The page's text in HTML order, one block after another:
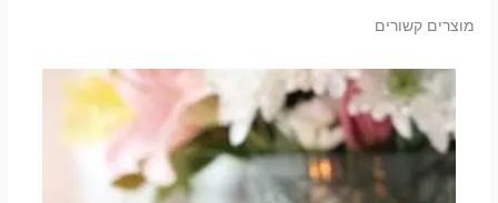
מוצרים קשורים